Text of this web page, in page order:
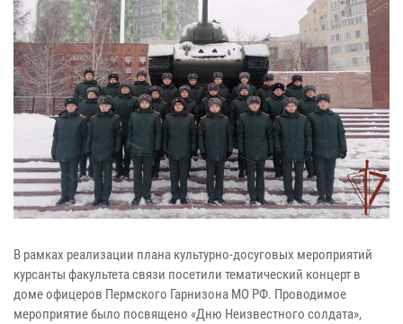
В рамках реализации плана культурно-досуговых мероприятий
курсанты факультета связи посетили тематический концерт в
доме офицеров Пермского Гарнизона МО РФ. Проводимое
мероприятие было посвящено «Дню Неизвестного солдата»,